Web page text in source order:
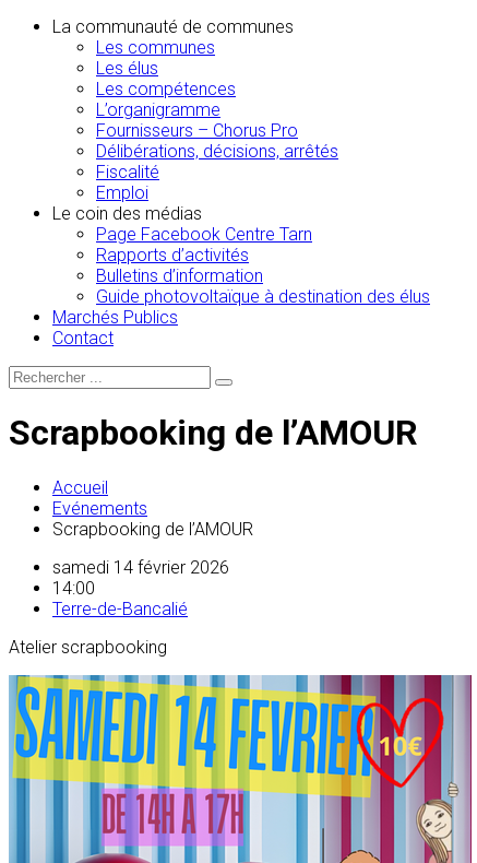
La communauté de communes
Les communes
Les élus
Les compétences
L’organigramme
Fournisseurs – Chorus Pro
Délibérations, décisions, arrêtés
Fiscalité
Emploi
Le coin des médias
Page Facebook Centre Tarn
Rapports d’activités
Bulletins d’information
Guide photovoltaïque à destination des élus
Marchés Publics
Contact
Scrapbooking de l’AMOUR
Accueil
Evénements
Scrapbooking de l’AMOUR
samedi 14 février 2026
14:00
Terre-de-Bancalié
Atelier scrapbooking